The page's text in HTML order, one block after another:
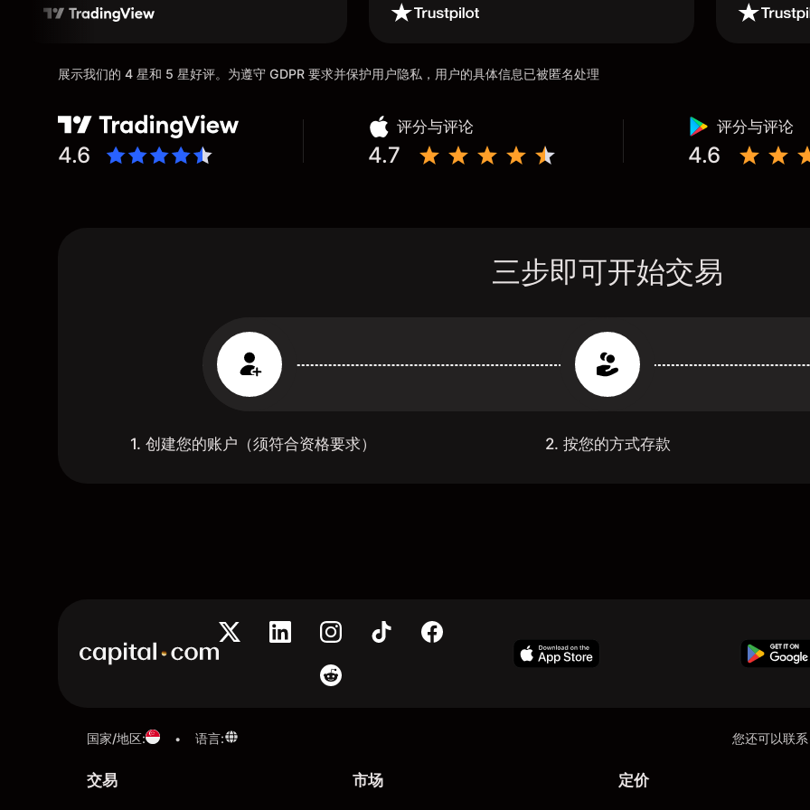
展示我们的 4 星和 5 星好评。为遵守 GDPR 要求并保护用户隐私，用户的具体信息已被匿名处理
4.6
评分与评论
4.7
评分与评论
4.6
三步即可开始交易
1. 创建您的账户（须符合资格要求） 2. 按您的方式存款
国家/地区: • 语言: 您还可以联
交易 市场 定价